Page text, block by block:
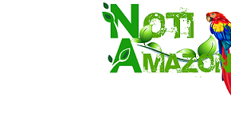
Saltar
desaparecidos fueron
muertos en Puerto
Sentencian a 34 años
implicados en caso de
oriunda de Tena
Vozinha, el arquero
cabo Verde, ya llegó